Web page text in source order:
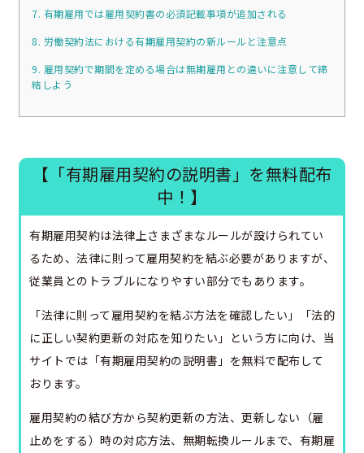
7. 有期雇用では雇用契約書の必須記載事項が追加される
8. 労働契約法における有期雇用契約の新ルールと注意点
9. 雇用契約で期間を定める場合は無期雇用との違いに注意して締
結しよう
【「有期雇用契約の説明書」を無料配布
中！】
有期雇用契約は法律上さまざまなルールが設けられてい
るため、法律に則って雇用契約を結ぶ必要がありますが、
従業員とのトラブルになりやすい部分でもあります。
「法律に則って雇用契約を結ぶ方法を確認したい」「法的
に正しい契約更新の対応を知りたい」という方に向け、当
サイトでは「有期雇用契約の説明書」を無料で配布して
おります。
雇用契約の結び方から契約更新の方法、更新しない（雇
止めをする）時の対応方法、無期転換ルールまで、有期雇